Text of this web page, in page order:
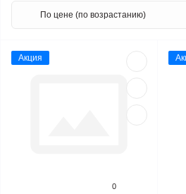
Акция
0